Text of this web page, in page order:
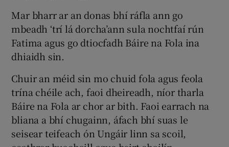
Mar bharr ar an donas bhí ráfla ann go
mbeadh ‘trí lá dorcha’ann sula nochtfaí rún
Fatima agus go dtiocfadh Báire na Fola ina
dhiaidh sin.
Chuir an méid sin mo chuid fola agus feola
trína chéile ach, faoi dheireadh, níor tharla
Báire na Fola ar chor ar bith. Faoi earrach na
bliana a bhí chugainn, áfach bhí suas le
seisear teifeach ón Ungáir linn sa scoil,